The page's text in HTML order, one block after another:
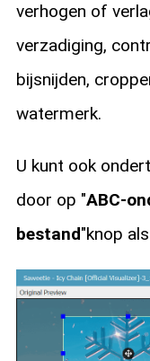
verhogen of
verzadiging,
bijsnijden,
watermerk.
U kunt ook
door op "ABC-
bestand"knop